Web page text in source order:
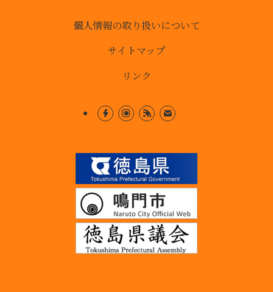
個人情報の取り扱いについて
サイトマップ
リンク